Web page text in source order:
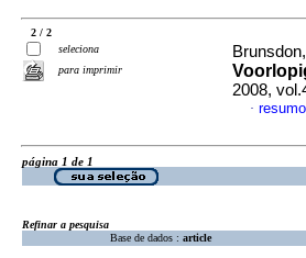
2 / 2
seleciona
para imprimir
2008,
·
página 1 de 1
Refinar a pesquisa
Base de dados : article